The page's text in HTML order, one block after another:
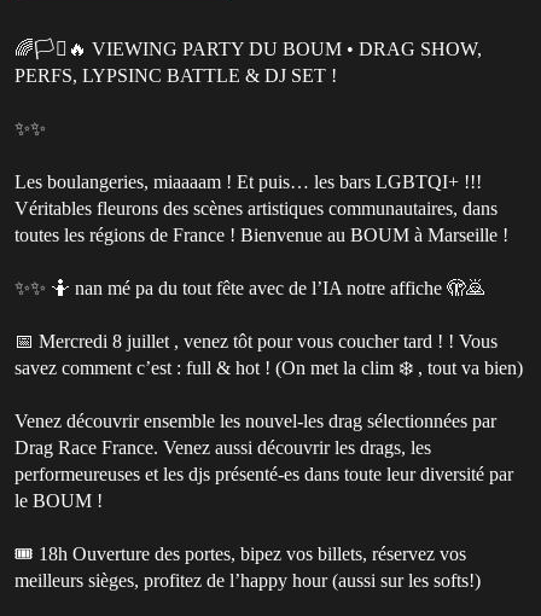
🌈🏳️‍⚧️🔥 VIEWING PARTY DU BOUM • DRAG SHOW,
PERFS, LYPSINC BATTLE & DJ SET !
✨✨
Les boulangeries, miaaaam ! Et puis… les bars LGBTQI+ !!!
Véritables fleurons des scènes artistiques communautaires, dans
toutes les régions de France ! Bienvenue au BOUM à Marseille !
✨✨ 🤷 nan mé pa du tout fête avec de l’IA notre affiche 🫣🙇
📅 Mercredi 8 juillet , venez tôt pour vous coucher tard ! ! Vous
savez comment c’est : full & hot ! (On met la clim ❄️ , tout va bien)
Venez découvrir ensemble les nouvel-les drag sélectionnées par
Drag Race France. Venez aussi découvrir les drags, les
performeureuses et les djs présenté-es dans toute leur diversité par
le BOUM !
🎟️ 18h Ouverture des portes, bipez vos billets, réservez vos
meilleurs sièges, profitez de l’happy hour (aussi sur les softs!)